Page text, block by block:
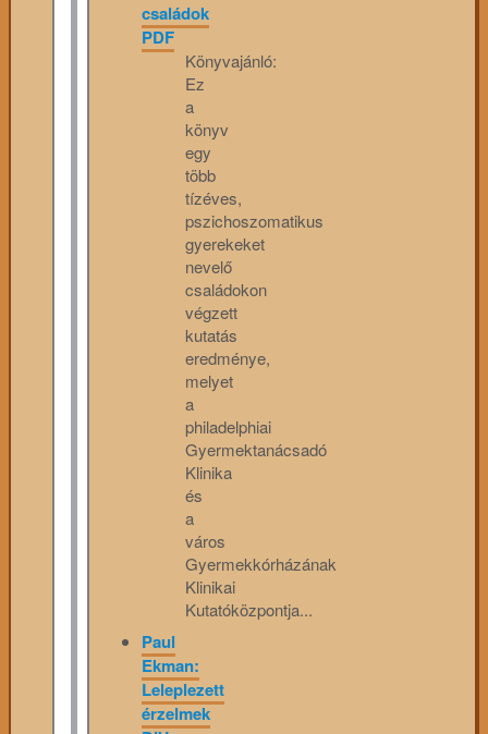
családok
PDF
Könyvajánló:
Ez
a
könyv
egy
több
tízéves,
pszichoszomatikus
gyerekeket
nevelő
családokon
végzett
kutatás
eredménye,
melyet
a
philadelphiai
Gyermektanácsadó
Klinika
és
a
város
Gyermekkórházának
Klinikai
Kutatóközpontja...
Paul
Ekman:
Leleplezett
érzelmek